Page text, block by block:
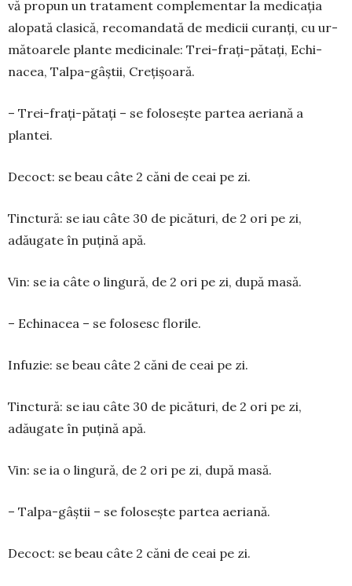
vă pro­pun un tratament complementar la medicația
alo­pată clasică, recomandată de medicii curanți, cu ur­
mătoarele plante medicinale: Trei-frați-pătați, Echi­
nacea, Talpa-gâștii, Crețișoară.
– Trei-frați-pătați – se folosește partea aeriană a
plantei.
Decoct: se beau câte 2 căni de ceai pe zi.
Tinctură: se iau câte 30 de picături, de 2 ori pe zi,
adăugate în puțină apă.
Vin: se ia câte o lingură, de 2 ori pe zi, după masă.
– Echinacea – se folosesc florile.
Infuzie: se beau câte 2 căni de ceai pe zi.
Tinctură: se iau câte 30 de picături, de 2 ori pe zi,
adăugate în puțină apă.
Vin: se ia o lingură, de 2 ori pe zi, după masă.
– Talpa-gâștii – se folosește partea aeriană.
Decoct: se beau câte 2 căni de ceai pe zi.